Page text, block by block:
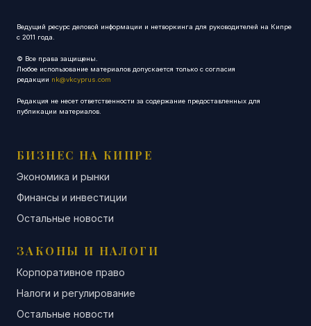
Ведущий ресурс деловой информации и нетворкинга для руководителей на Кипре
с 2011 года.
© Все права защищены.
Любое использование материалов допускается только с согласия
редакции nk@vkcyprus.com
Редакция не несет ответственности за содержание предоставленных для
публикации материалов.
БИЗНЕС НА КИПРЕ
Экономика и рынки
Финансы и инвестиции
Остальные новости
ЗАКОНЫ И НАЛОГИ
Корпоративное право
Налоги и регулирование
Остальные новости